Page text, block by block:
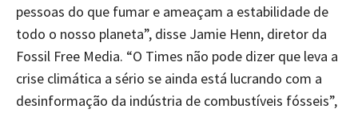
pessoas do que fumar e ameaçam a estabilidade de
todo o nosso planeta”, disse Jamie Henn, diretor da
Fossil Free Media. “O Times não pode dizer que leva a
crise climática a sério se ainda está lucrando com a
desinformação da indústria de combustíveis fósseis”,